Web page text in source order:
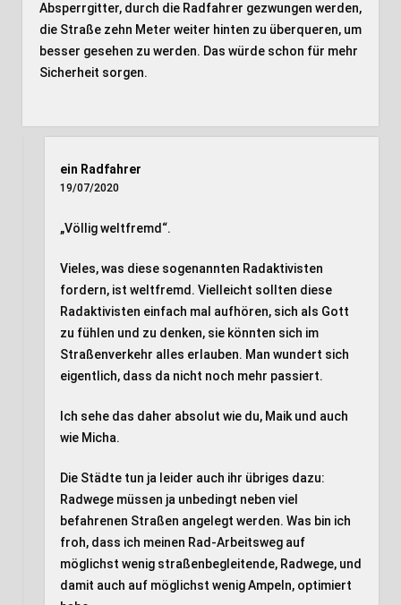
Absperrgitter, durch die Radfahrer gezwungen werden,
die Straße zehn Meter weiter hinten zu überqueren, um
besser gesehen zu werden. Das würde schon für mehr
Sicherheit sorgen.
ein Radfahrer
19/07/2020
„Völlig weltfremd“.
Vieles, was diese sogenannten Radaktivisten
fordern, ist weltfremd. Vielleicht sollten diese
Radaktivisten einfach mal aufhören, sich als Gott
zu fühlen und zu denken, sie könnten sich im
Straßenverkehr alles erlauben. Man wundert sich
eigentlich, dass da nicht noch mehr passiert.
Ich sehe das daher absolut wie du, Maik und auch
wie Micha.
Die Städte tun ja leider auch ihr übriges dazu:
Radwege müssen ja unbedingt neben viel
befahrenen Straßen angelegt werden. Was bin ich
froh, dass ich meinen Rad-Arbeitsweg auf
möglichst wenig straßenbegleitende, Radwege, und
damit auch auf möglichst wenig Ampeln, optimiert